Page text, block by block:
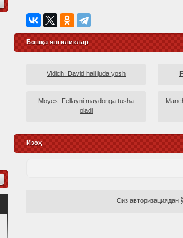
Бошқа янгиликлар
Vidich: David hali juda yosh
Moyes: Fellayni maydonga tusha
oladi
Изоҳ
Сиз авторизациядан